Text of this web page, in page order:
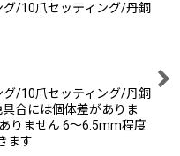
/10爪セッティング/丹銅
/10爪セッティング/丹銅
合には個体差がありま
りません 6〜6.5mm程度
ます